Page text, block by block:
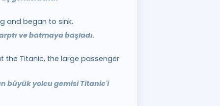
and began to sink.
ve batmaya başladı.
the Titanic, the large passenger
büyük yolcu gemisi Titanic'i